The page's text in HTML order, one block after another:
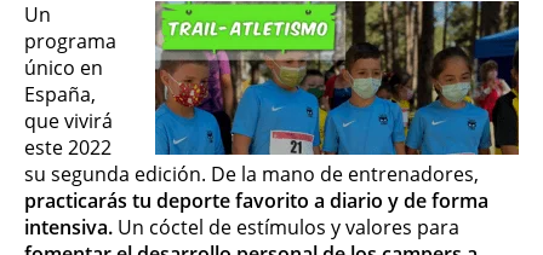
Un
programa
único en
España,
que vivirá
este 2022
su segunda edición. De la mano de entrenadores,
practicarás tu deporte favorito a diario y de forma
intensiva. Un cóctel de estímulos y valores para